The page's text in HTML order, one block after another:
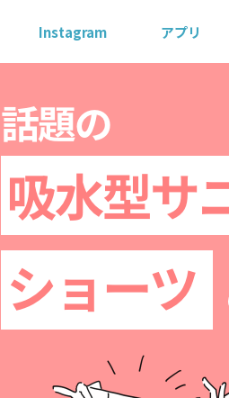
Instagram アプリ